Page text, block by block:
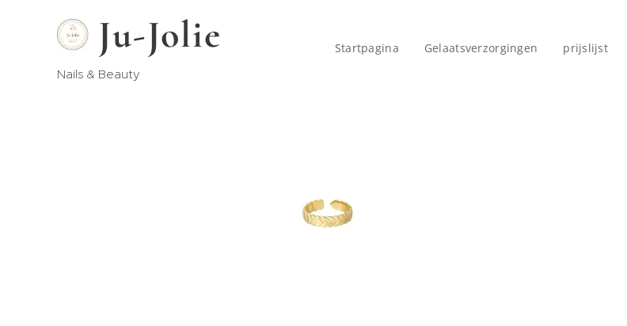
Ju-Jolie
Nails & Beauty
Startpagina Gelaatsverzorgingen prijslijst